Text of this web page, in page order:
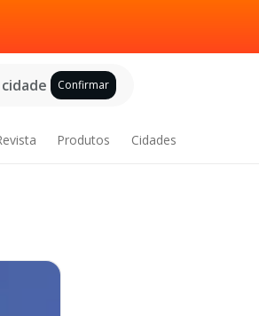
Confirmar
Produtos Cidades